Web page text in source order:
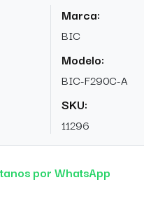
Marca:
BIC
Modelo:
BIC-F290C-A
SKU:
11296
por WhatsApp